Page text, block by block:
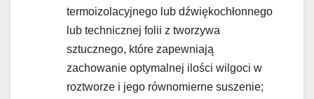
termoizolacyjnego lub dźwiękochłonnego
lub technicznej folii z tworzywa
sztucznego, które zapewniają
zachowanie optymalnej ilości wilgoci w
roztworze i jego równomierne suszenie;